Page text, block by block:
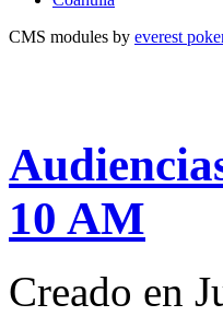
CMS modules by everest
10 AM
Creado en